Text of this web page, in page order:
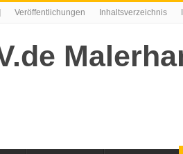
Veröffentlichungen Inhaltsverzeichnis